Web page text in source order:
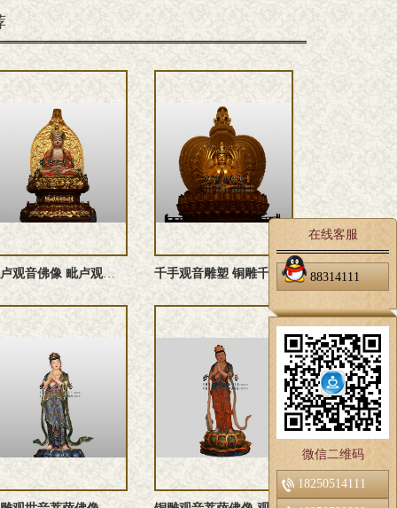
‌毗卢观音佛像 ‌毗卢观音雕塑 ‌毗卢观音塑像 铜雕‌毗卢观 ...
在线客服
88314111
微信二维码
18250514111